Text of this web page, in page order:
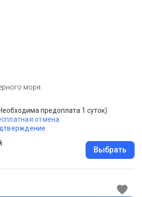
моря
предоплата 1 суток)
отмена
Выбрать